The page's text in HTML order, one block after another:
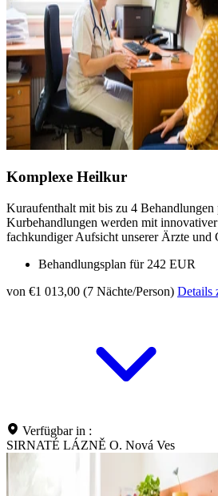
Komplexe Heilkur
Kuraufenthalt mit bis zu 4
Kurbehandlungen werden mit
fachkundiger Aufsicht unserer Ärzte und
Behandlungsplan für 242 EUR
von €1 013,00 (7 Nächte/Person) Details
Verfügbar in :
SIRNATÉ LÁZNĚ O. Nová Ves